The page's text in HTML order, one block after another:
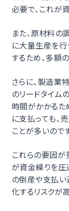
必要で、これが
また、原材料の
に大量生産を
するため、多額
さらに、製造業
のリードタイム
時間がかかるた
に支払っても、
ことが多いので
これらの要因が
が資金繰りを圧
の倒産や支払
化するリスクが